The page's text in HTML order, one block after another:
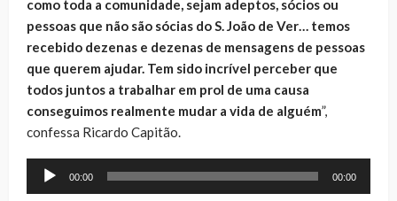
como toda a comunidade, sejam adeptos, sócios ou
pessoas que não são sócias do S. João de Ver… temos
recebido dezenas e dezenas de mensagens de pessoas
que querem ajudar. Tem sido incrível perceber que
todos juntos a trabalhar em prol de uma causa
conseguimos realmente mudar a vida de alguém”,
confessa Ricardo Capitão.
Reprodutor
00:00 00:00